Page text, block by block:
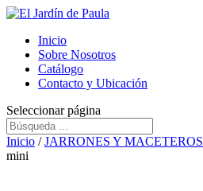
Inicio
Sobre Nosotros
Catálogo
Contacto y Ubicación
Seleccionar página
Inicio /JARRONES Y MACETEROS
mini